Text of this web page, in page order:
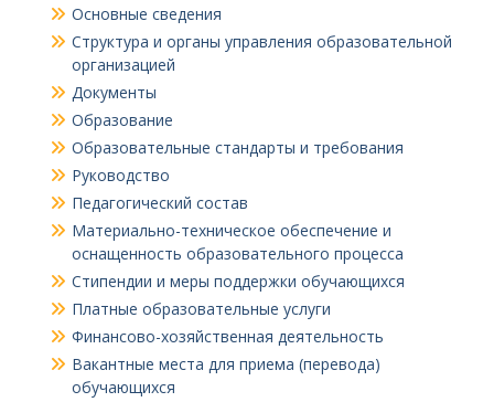
Основные сведения
Структура и органы управления образовательной
организацией
Документы
Образование
Образовательные стандарты и требования
Руководство
Педагогический состав
Материально-техническое обеспечение и
оснащенность образовательного процесса
Стипендии и меры поддержки обучающихся
Платные образовательные услуги
Финансово-хозяйственная деятельность
Вакантные места для приема (перевода)
обучающихся